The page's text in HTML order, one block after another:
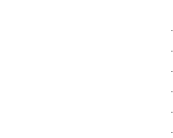
.
.
.
.
.
.